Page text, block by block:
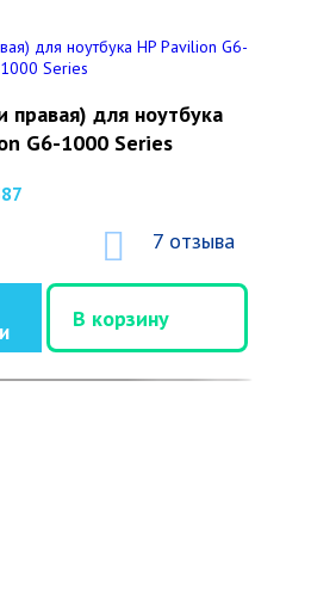
правая) для ноутбука
G6-1000 Series
7 отзыва
В корзину